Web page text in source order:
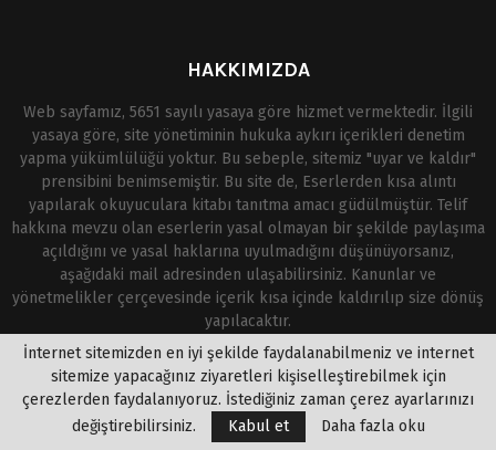
HAKKIMIZDA
Web sayfamız, 5651 sayılı yasaya göre hizmet vermektedir. İlgili
yasaya göre, site yönetiminin hukuka aykırı içerikleri denetim
yapma yükümlülüğü yoktur. Bu sebeple, sitemiz "uyar ve kaldır"
prensibini benimsemiştir. Bu site de, Eserlerden kısa alıntı
yapılarak okuyuculara kitabı tanıtma amacı güdülmüştür. Telif
hakkına mevzu olan eserlerin yasal olmayan bir şekilde paylaşıma
açıldığını ve yasal haklarına uyulmadığını düşünüyorsanız,
aşağıdaki mail adresinden ulaşabilirsiniz. Kanunlar ve
yönetmelikler çerçevesinde içerik kısa içinde kaldırılıp size dönüş
yapılacaktır.
Bize Ulaşın:webiletisim29 @ gmail.com
İnternet sitemizden en iyi şekilde faydalanabilmeniz ve internet
sitemize yapacağınız ziyaretleri kişiselleştirebilmek için
çerezlerden faydalanıyoruz. İstediğiniz zaman çerez ayarlarınızı
değiştirebilirsiniz.
Kabul et Daha fazla oku